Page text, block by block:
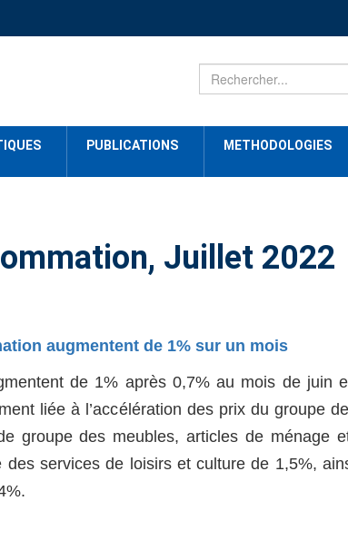
PUBLICATIONS METHODOLOGIES
Juillet 2022
augmentent de 1% sur un mois
de 1% après 0,7% au mois de juin
liée à l’accélération des prix du groupe
groupe des meubles, articles de ménage
services de loisirs et culture de 1,5%,